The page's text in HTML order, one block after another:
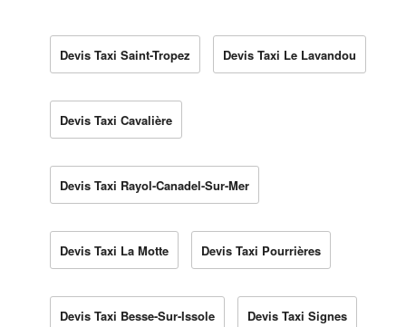
Devis Taxi Saint-Tropez Devis Taxi Le Lavandou
Devis Taxi Cavalière
Devis Taxi Rayol-Canadel-Sur-Mer
Devis Taxi La Motte Devis Taxi Pourrières
Devis Taxi Besse-Sur-Issole Devis Taxi Signes